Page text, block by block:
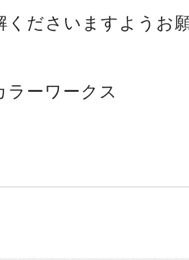
くださいますようお
ラーワークス